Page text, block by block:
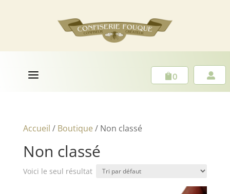
a 0 
Accueil / Boutique/ Non classé
Non classé
Voici le seul résultat